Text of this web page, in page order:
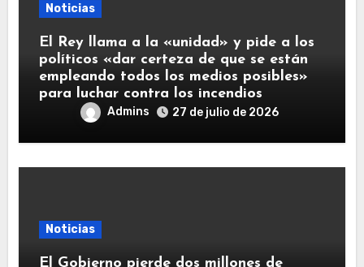
Noticias
El Rey llama a la «unidad» y pide a los
políticos «dar certeza de que se están
empleando todos los medios posibles»
para luchar contra los incendios
Admins 27 de julio de 2026
Noticias
El Gobierno pierde dos millones de